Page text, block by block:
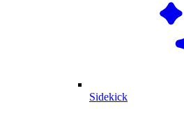
Sidekick